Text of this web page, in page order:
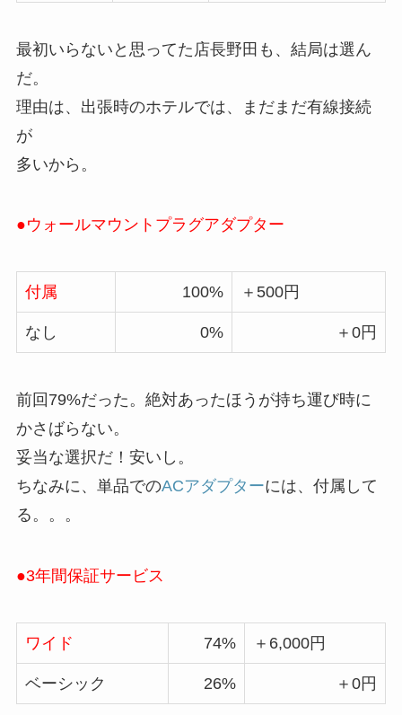
最初いらないと思ってた店長野田も、結局は選ん
だ。
理由は、出張時のホテルでは、まだまだ有線接続
が
多いから。
●ウォールマウントプラグアダプター
付属 100% ＋500円
なし 0% ＋0円
前回79%だった。絶対あったほうが持ち運び時に
かさばらない。
妥当な選択だ！安いし。
ちなみに、単品でのACアダプターには、付属して
る。。。
●3年間保証サービス
ワイド 74% ＋6,000円
ベーシック 26% ＋0円